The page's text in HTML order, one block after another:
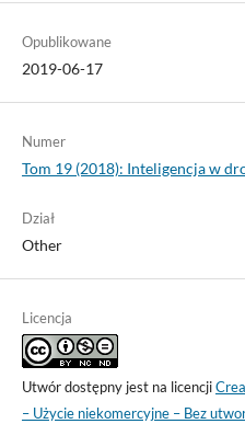
Opublikowane
2019-06-17
Numer
Tom 19 (2018): Inteligencja w
Dział
Other
Licencja
Utwór dostępny jest na licencji
– Użycie niekomercyjne – Bez